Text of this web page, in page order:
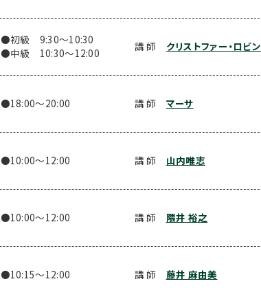
●初級 9:30〜10:30
●中級 10:30〜12:00
講 師 クリストファー・ロビン
●18:00〜20:00 講 師 マーサ
●10:00〜12:00 講 師 山内唯志
●10:00〜12:00 講 師 隈井 裕之
●10:15〜12:00 講 師 藤井 麻由美